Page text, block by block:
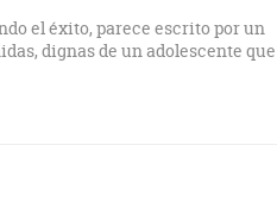
el éxito, parece escrito por un
dignas de un adolescente que